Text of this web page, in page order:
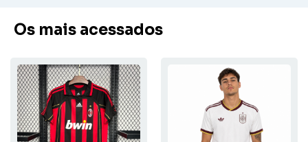
Os mais acessados